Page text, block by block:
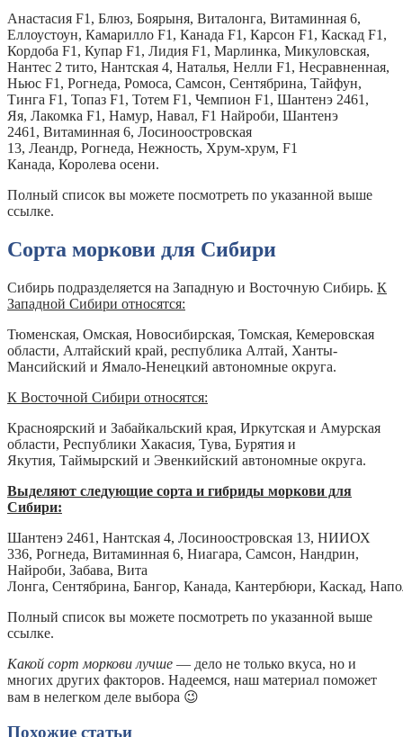
Анастасия F1, Блюз, Боярыня, Виталонга, Витаминная 6,
Еллоустоун, Камарилло F1, Канада F1, Карсон F1, Каскад F1,
Кордоба F1, Купар F1, Лидия F1, Марлинка, Микуловская,
Нантес 2 тито, Нантская 4, Наталья, Нелли F1, Несравненная,
Ньюс F1, Рогнеда, Ромоса, Самсон, Сентябрина, Тайфун,
Тинга F1, Топаз F1, Тотем F1, Чемпион F1, Шантенэ 2461,
Яя, Лакомка F1, Намур, Навал, F1 Найроби, Шантенэ
2461, Витаминная 6, Лосиноостровская
13, Леандр, Рогнеда, Нежность, Хрум-хрум, F1
Канада, Королева осени.
Полный список вы можете посмотреть по указанной выше
ссылке.
Сорта моркови для Сибири
Сибирь подразделяется на Западную и Восточную Сибирь. К
Западной Сибири относятся:
Тюменская, Омская, Новосибирская, Томская, Кемеровская
области, Алтайский край, республика Алтай, Ханты-
Мансийский и Ямало-Ненецкий автономные округа.
К Восточной Сибири относятся:
Красноярский и Забайкальский края, Иркутская и Амурская
области, Республики Хакасия, Тува, Бурятия и
Якутия, Таймырский и Эвенкийский автономные округа.
Выделяют следующие сорта и гибриды моркови для
Сибири:
Шантенэ 2461, Нантская 4, Лосиноостровская 13, НИИОХ
336, Рогнеда, Витаминная 6, Ниагара, Самсон, Нандрин,
Найроби, Забава, Вита
Лонга, Сентябрина, Бангор, Канада, Кантербюри, Каскад,
Полный список вы можете посмотреть по указанной выше
ссылке.
Какой сорт моркови лучше — дело не только вкуса, но и
многих других факторов. Надеемся, наш материал поможет
вам в нелегком деле выбора 😉
Похожие статьи